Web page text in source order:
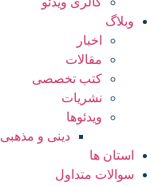
وبلاگ
اخبار
مقالات
کتب تخصصی
نشریات
ویدئوها
دینی و مذهبی
استان ها
سوالات متداول